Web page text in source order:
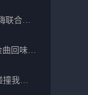
夜店必放电鼓HOUSE外文超嗨联合爱的路上千万里PROG包房漫步上头
经典好歌梦里水乡祝你平安金曲回味融合光辉岁月气氛中文兄弟串烧
中英文CLUBDANCE慢慢嗨碰撞我的中国心光辉岁月弹鼓车载